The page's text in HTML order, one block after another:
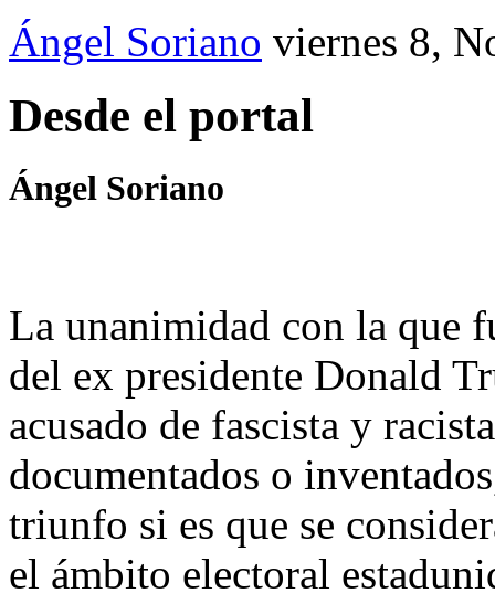
Ángel Soriano viernes 8,
Desde el portal
Ángel Soriano
La unanimidad con la que
del ex presidente Donald
acusado de fascista y
documentados o
triunfo si es que se
el ámbito electoral